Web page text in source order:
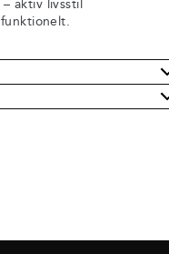
aktiv livsstil